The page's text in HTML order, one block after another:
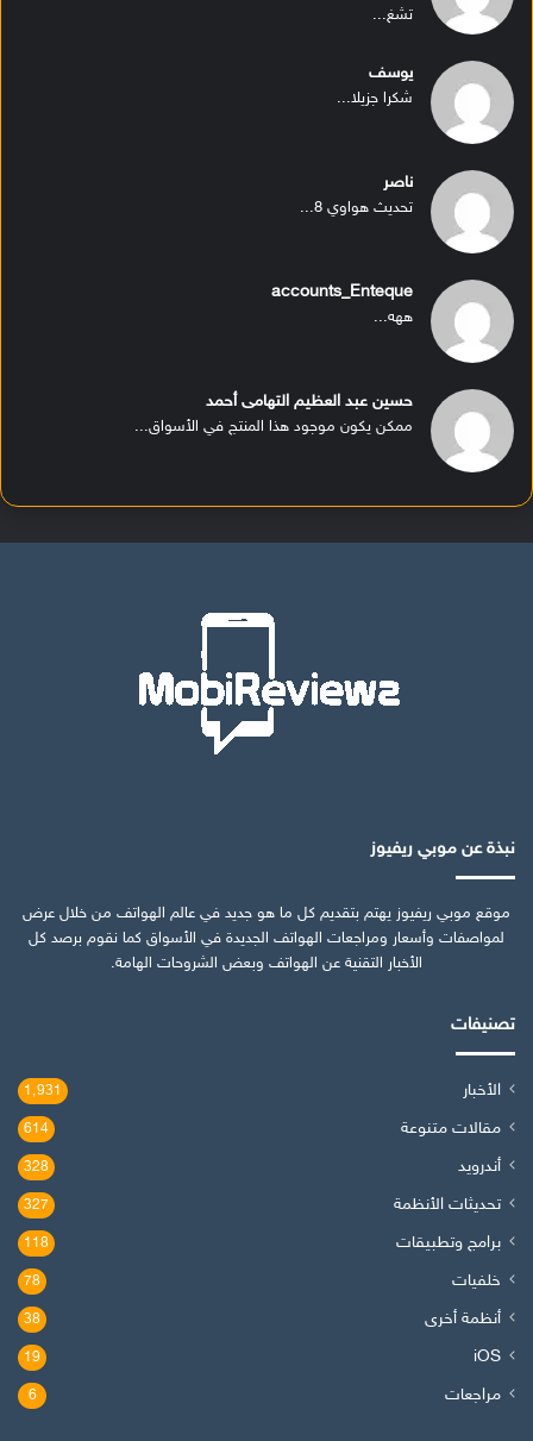
تشغ...
يوسف
شكرا جزيلا...
ناصر
تحديث هواوي 8...
accounts_Enteque
ههه...
حسين عبد العظيم التهامى أحمد
ممكن يكون موجود هذا المنتج في الأسواق...
نبذة عن موبي ريفيوز
موقع موبي ريفيوز يهتم بتقديم كل ما هو جديد في عالم الهواتف من خلال عرض
لمواصفات وأسعار ومراجعات الهواتف الجديدة في الأسواق كما نقوم برصد كل
الأخبار التقنية عن الهواتف وبعض الشروحات الهامة.
تصنيفات
الأخبار 1٬931
مقالات متنوعة 614
أندرويد 328
تحديثات الأنظمة 327
برامج وتطبيقات 118
خلفيات 78
أنظمة أخرى 38
iOS
19
مراجعات 6